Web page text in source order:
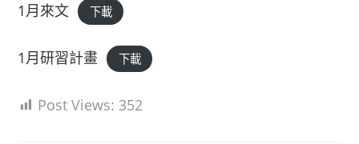
1月來文 下載
1月研習計畫 下載
Post Views: 352